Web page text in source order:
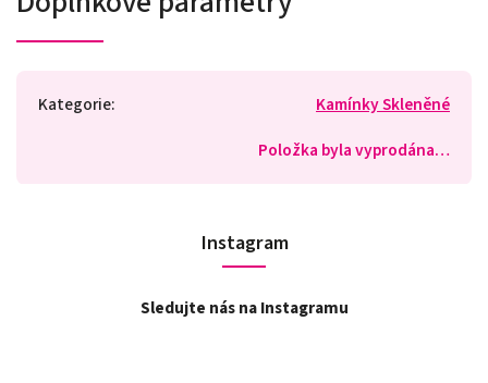
Kategorie:
Kamínky Skleněné
Položka byla vyprodána…
Instagram
Sledujte nás na Instagramu